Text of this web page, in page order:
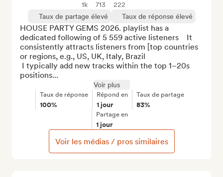
1k 713
222
Taux de partage élevé
Taux de réponse élevé
HOUSE PARTY GEMS 2026. playlist has a
dedicated following of 5 559 active listeners    It
consistently attracts listeners from [top countries
or regions, e.g., US, UK, Italy, Brazil
positions...
Voir plus
Taux de réponse
100%
Répond en
1 jour
Taux de partage
83%
Partage en
1 jour
Voir les médias / pros similaires